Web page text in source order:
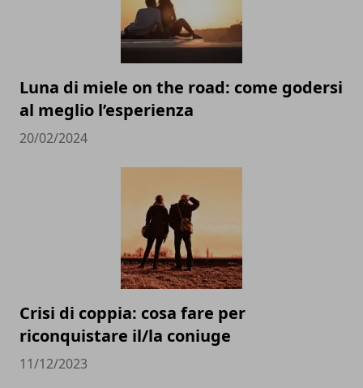
Luna di miele on the road: come godersi
al meglio l’esperienza
20/02/2024
Crisi di coppia: cosa fare per
riconquistare il/la coniuge
11/12/2023